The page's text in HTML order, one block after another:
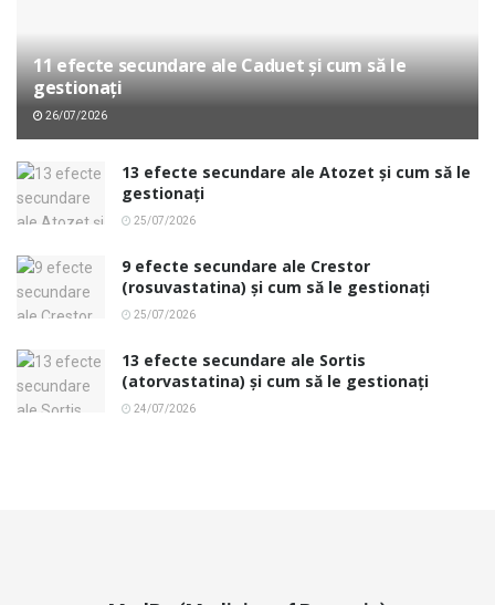
11 efecte secundare ale Caduet și cum să le
gestionați
26/07/2026
13 efecte secundare ale Atozet și cum să le
gestionați
25/07/2026
9 efecte secundare ale Crestor
(rosuvastatina) și cum să le gestionați
25/07/2026
13 efecte secundare ale Sortis
(atorvastatina) și cum să le gestionați
24/07/2026